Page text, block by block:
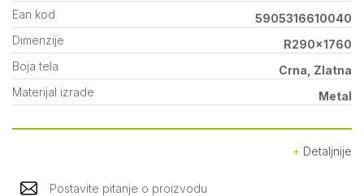
Ean kod
5905316610040
Dimenzije
R290x1760
Boja tela
Crna, Zlatna
Materijal izrade
Metal
Detaljnije
Postavite pitanje o proizvodu